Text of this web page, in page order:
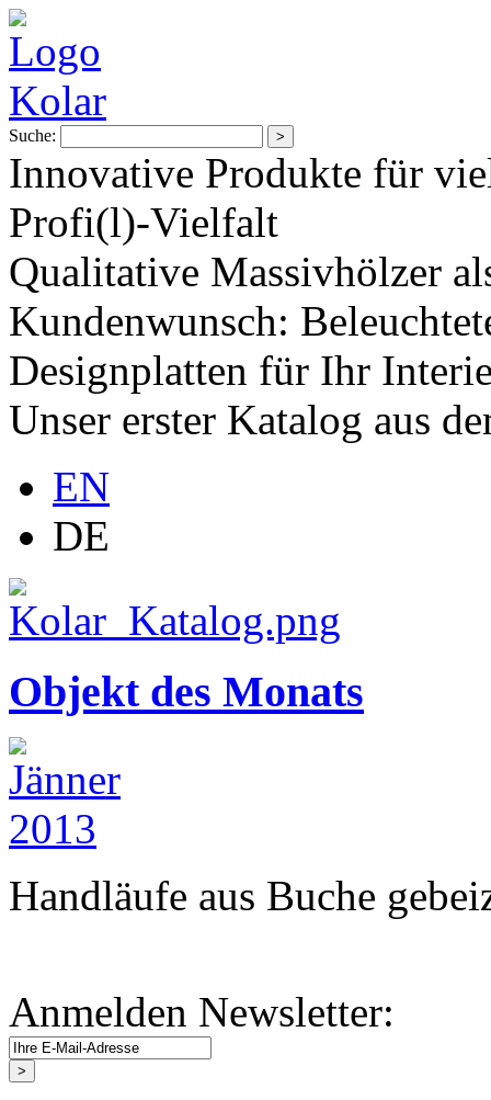
Suche:
Innovative Produkte für
Profi(l)-Vielfalt
Qualitative Massivhölzer
Kundenwunsch:
Designplatten für Ihr
Unser erster Katalog aus
EN
DE
Objekt des Monats
Handläufe aus Buche
Anmelden Newsletter: